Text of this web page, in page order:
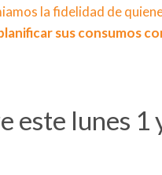
la fidelidad de
sus consumos
este lunes 1